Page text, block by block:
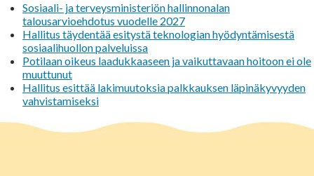
Sosiaali- ja terveysministeriön hallinnonalan
talousarvioehdotus vuodelle 2027
Hallitus täydentää esitystä teknologian hyödyntämisestä
sosiaalihuollon palveluissa
Potilaan oikeus laadukkaaseen ja vaikuttavaan hoitoon ei ole
muuttunut
Hallitus esittää lakimuutoksia palkkauksen läpinäkyvyyden
vahvistamiseksi